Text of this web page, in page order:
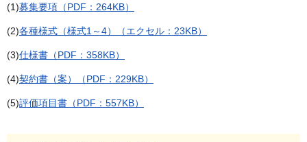
(1)募集要項（PDF：264KB）
(2)各種様式（様式1～4）（エクセル：23KB）
(3)仕様書（PDF：358KB）
(4)契約書（案）（PDF：229KB）
(5)評価項目書（PDF：557KB）